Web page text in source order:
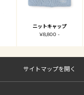
ニットキャップ
¥8,800 -
サイトマップを開く